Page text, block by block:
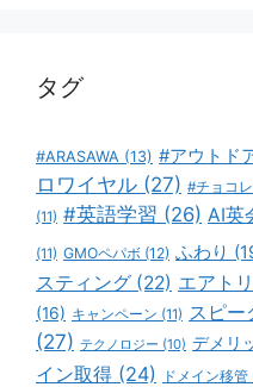
タグ
#ARASAWA (13) #アウトド
ロワイヤル (27) #チョコ
(11) #英語学習 (26) AI英
(11) GMOペパボ (12) ふわり
スティング (22) エアトリ
(16) キャンペーン (11) スピー
(27) テクノロジー (10) デメリ
イン取得 (24) ドメイン移管